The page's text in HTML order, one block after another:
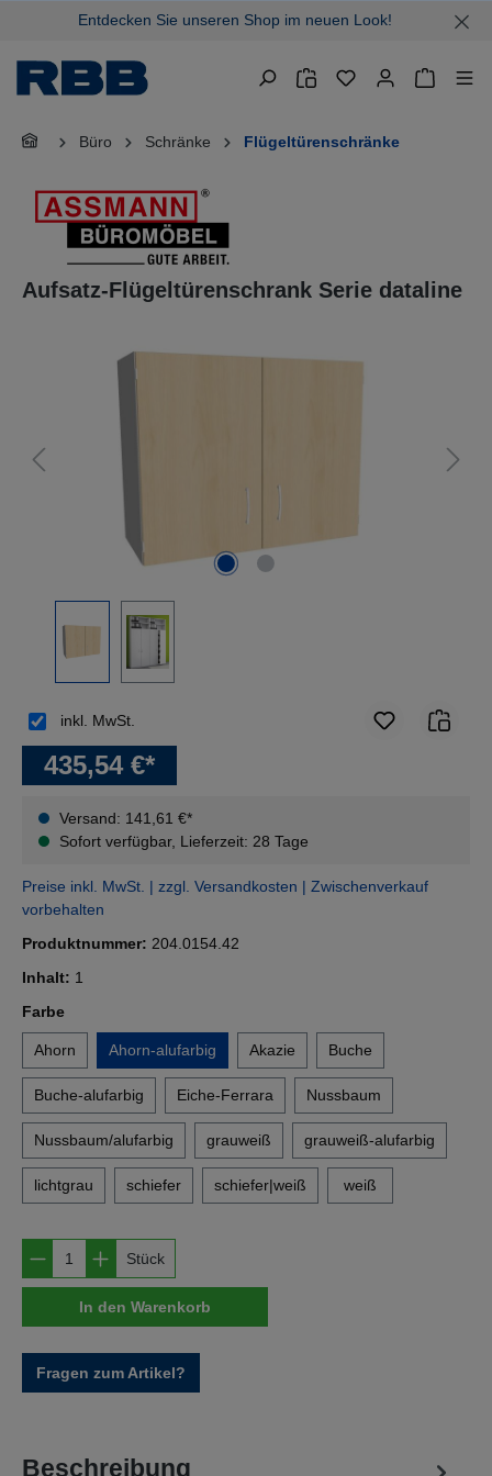
springenEntdecken Sie unseren Shop im neuen Look!
Büro Schränke Flügeltürenschränke
Aufsatz-Flügeltürenschrank Serie dataline
435,54 €*
Versand: 141,61 €*
Sofort verfügbar, Lieferzeit: 28 Tage
inkl. MwSt.
Preise inkl. MwSt. | zzgl. Versandkosten | Zwischenverkauf
vorbehalten
Produktnummer: 204.0154.42
Inhalt: 1
Farbeauswählen
Ahorn Ahorn-alufarbig Akazie Buche
Buche-alufarbig Eiche-Ferrara Nussbaum
Nussbaum/alufarbig grauweiß grauweiß-alufarbig
lichtgrau schiefer schiefer|weiß weiß
Produkt Anzahl: Gib den gewünschten
Stück
In den Warenkorb
Fragen zum Artikel?
Beschreibung